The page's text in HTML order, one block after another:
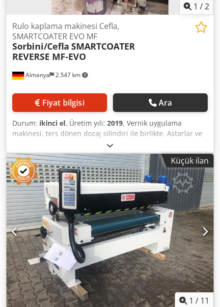
1 /2
Almanya 2.547 km
Rulo kaplama makinesi Cefla,
SMARTCOATER EVO MF
Sorbini/Cefla SMARTCOATER
REVERSE MF-EVO
Fiyat bilgisi Ara
Durum: ikinci el, Üretim yılı: 2019, Vernik uygulama
makinesi, ters dönen dozaj silindiri ile birlikte. Astarlar ve
son kat boyalar için uygulama makinesi. Taşıma, uygulama
silindiri ve dozaj silindiri için ayarlanabilir hızlar frekans
invertörü ile kontrol edilir. Tüm makine parametrelerinin
ayarı için dokunmatik ekranlı kontrol paneli. - Üretici:
Cefa/Sorbini - Model: SMARTCOATER MF-EVO - Üretim yılı:
2019 - Çalışma genişliği: 1.300 mm - Çalışma yüksekliği:
880 mm - 940 mm - İş parçası yüksekliği: 3 - 80 mm -
Kullanım tarafı: sağ - Vernik uygulama silindiri ~ 50 - 60
Shore - Uygulama miktarı ~ 4-50g/m² - Silindir çapı: 250
mm - Dozaj silindiri: 173 mm Dkjdpjzf N Tuofx Al Tsr -
Dozaj silindiri ile opsiyonel ters çalışma - Çift diyaframlı
pompa, 1 adet - Bantlı taşıma sistemi - Basınçlı hava
bağlantısı: 6 bar - Raylı tekerlekler üzerinde taşınabilir -
İlerleme hızı ~ 4 - 20 m/dak - Makineye entegre taşınabilir
elektrik panosu - Volt, Hz: 400 / 50 - Gerilim dalgalanması
maks. +/- 5 % - Konum: depoda
Küçük ilan
1 / 11